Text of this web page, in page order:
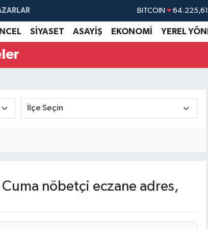
DOLAR
EURO 55,0406
GRAM ALTIN
SİYASET ASAYİŞ EKONOMİ YEREL
nöbetçi eczane adres,